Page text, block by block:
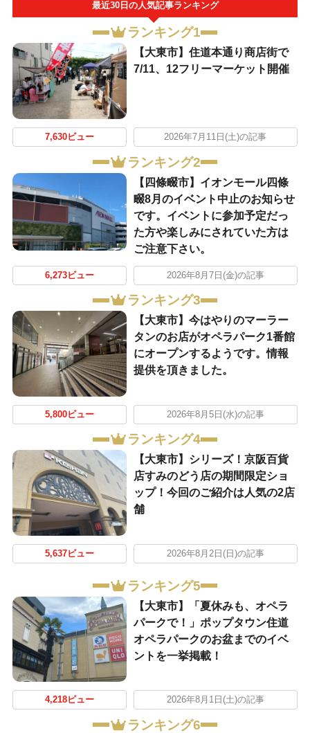
最近30日の人気記事ランキング
ランキング1
【大東市】住道本通り商店街で
7/11、12フリーマーケット開催
7,630ビュー 2026年7月11日(土)の記事
ランキング2
【四條畷市】イオンモール四條
畷8月のイベント中止のお知らせ
です。イベントに参加予定だっ
た方や楽しみにされていた方は
ご注意下さい。
6,273ビュー 2026年8月7日(金)の記事
ランキング3
【大東市】今はやりのマーラー
タンのお店がオペラパーク1番館
にオープンするようです。情報
提供を頂きました。
5,800ビュー 2026年8月5日(水)の記事
ランキング4
【大東市】シリーズ！京阪百貨
店すみのどう店の期間限定ショ
ップ！今回のご紹介は人気の2店
舗
5,637ビュー 2026年8月2日(日)の記事
ランキング5
【大東市】「夏休みも、オペラ
パークで！」ポップタウン住道
オペラパークのお盆までのイベ
ントを一挙掲載！
4,218ビュー 2026年8月1日(土)の記事
ランキング6